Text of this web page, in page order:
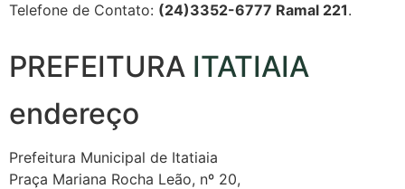
Telefone de Contato: (24)3352-6777 Ramal 221.
PREFEITURA ITATIAIA
endereço
Prefeitura Municipal de Itatiaia
Praça Mariana Rocha Leão, nº 20,